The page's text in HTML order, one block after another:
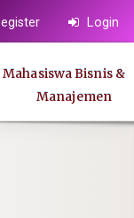
Login
Bisnis &
Manajemen